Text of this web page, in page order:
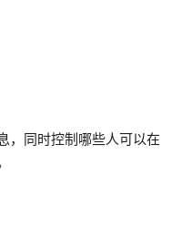
，同时控制哪些人可以在